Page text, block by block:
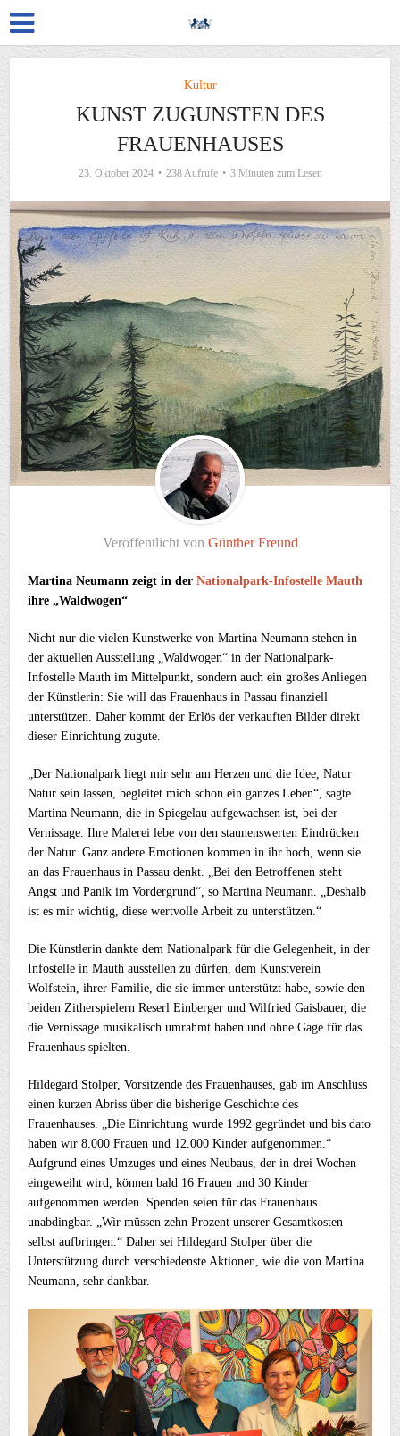
Kultur
KUNST ZUGUNSTEN DES
FRAUENHAUSES
23. Oktober 2024 238 Aufrufe 3 Minuten zum Lesen
Veröffentlicht von Günther Freund
Martina Neumann zeigt in derNationalpark-Infostelle Mauth
ihre „Waldwogen“
Nicht nur die vielen Kunstwerke von Martina Neumann stehen in
der aktuellen Ausstellung „Waldwogen“ in der Nationalpark-
Infostelle Mauth im Mittelpunkt, sondern auch ein großes Anliegen
der Künstlerin: Sie will das Frauenhaus in Passau finanziell
unterstützen. Daher kommt der Erlös der verkauften Bilder direkt
dieser Einrichtung zugute.
„Der Nationalpark liegt mir sehr am Herzen und die Idee, Natur
Natur sein lassen, begleitet mich schon ein ganzes Leben“, sagte
Martina Neumann, die in Spiegelau aufgewachsen ist, bei der
Vernissage. Ihre Malerei lebe von den staunenswerten Eindrücken
der Natur. Ganz andere Emotionen kommen in ihr hoch, wenn sie
an das Frauenhaus in Passau denkt. „Bei den Betroffenen steht
Angst und Panik im Vordergrund“, so Martina Neumann. „Deshalb
ist es mir wichtig, diese wertvolle Arbeit zu unterstützen.“
Die Künstlerin dankte dem Nationalpark für die Gelegenheit, in der
Infostelle in Mauth ausstellen zu dürfen, dem Kunstverein
Wolfstein, ihrer Familie, die sie immer unterstützt habe, sowie den
beiden Zitherspielern Reserl Einberger und Wilfried Gaisbauer, die
die Vernissage musikalisch umrahmt haben und ohne Gage für das
Frauenhaus spielten.
Hildegard Stolper, Vorsitzende des Frauenhauses, gab im Anschluss
einen kurzen Abriss über die bisherige Geschichte des
Frauenhauses. „Die Einrichtung wurde 1992 gegründet und bis dato
haben wir 8.000 Frauen und 12.000 Kinder aufgenommen.“
Aufgrund eines Umzuges und eines Neubaus, der in drei Wochen
eingeweiht wird, können bald 16 Frauen und 30 Kinder
aufgenommen werden. Spenden seien für das Frauenhaus
unabdingbar. „Wir müssen zehn Prozent unserer Gesamtkosten
selbst aufbringen.“ Daher sei Hildegard Stolper über die
Unterstützung durch verschiedenste Aktionen, wie die von Martina
Neumann, sehr dankbar.